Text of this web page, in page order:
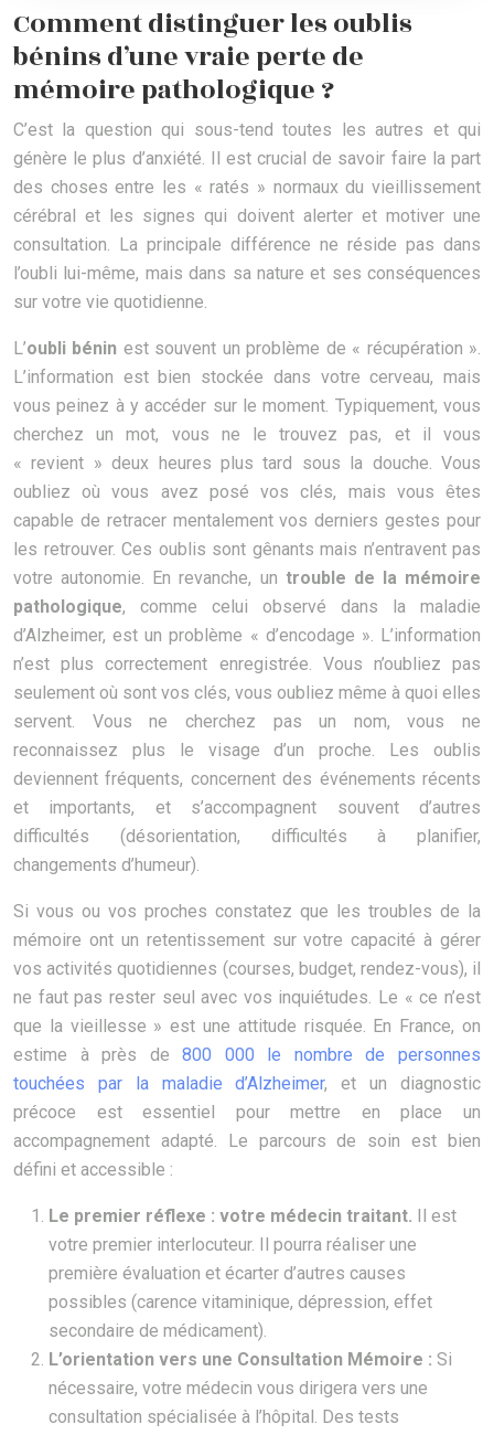
Comment distinguer les oublis
bénins d’une vraie perte de
mémoire pathologique ?
C’est la question qui sous-tend toutes les autres et qui
génère le plus d’anxiété. Il est crucial de savoir faire la part
des choses entre les « ratés » normaux du vieillissement
cérébral et les signes qui doivent alerter et motiver une
consultation. La principale différence ne réside pas dans
l’oubli lui-même, mais dans sa nature et ses conséquences
sur votre vie quotidienne.
L’oubli bénin est souvent un problème de « récupération ».
L’information est bien stockée dans votre cerveau, mais
vous peinez à y accéder sur le moment. Typiquement, vous
cherchez un mot, vous ne le trouvez pas, et il vous
« revient » deux heures plus tard sous la douche. Vous
oubliez où vous avez posé vos clés, mais vous êtes
capable de retracer mentalement vos derniers gestes pour
les retrouver. Ces oublis sont gênants mais n’entravent pas
votre autonomie. En revanche, un trouble de la mémoire
pathologique, comme celui observé dans la maladie
d’Alzheimer, est un problème « d’encodage ». L’information
n’est plus correctement enregistrée. Vous n’oubliez pas
seulement où sont vos clés, vous oubliez même à quoi elles
servent. Vous ne cherchez pas un nom, vous ne
reconnaissez plus le visage d’un proche. Les oublis
deviennent fréquents, concernent des événements récents
et importants, et s’accompagnent souvent d’autres
difficultés (désorientation, difficultés à planifier,
changements d’humeur).
Si vous ou vos proches constatez que les troubles de la
mémoire ont un retentissement sur votre capacité à gérer
vos activités quotidiennes (courses, budget, rendez-vous), il
ne faut pas rester seul avec vos inquiétudes. Le « ce n’est
que la vieillesse » est une attitude risquée. En France, on
estime à près de800 000 le nombre de personnes
touchées par la maladie d’Alzheimer, et un diagnostic
précoce est essentiel pour mettre en place un
accompagnement adapté. Le parcours de soin est bien
défini et accessible :
Le premier réflexe : votre médecin traitant. Il est
votre premier interlocuteur. Il pourra réaliser une
première évaluation et écarter d’autres causes
possibles (carence vitaminique, dépression, effet
secondaire de médicament).
L’orientation vers une Consultation Mémoire : Si
nécessaire, votre médecin vous dirigera vers une
consultation spécialisée à l’hôpital. Des tests